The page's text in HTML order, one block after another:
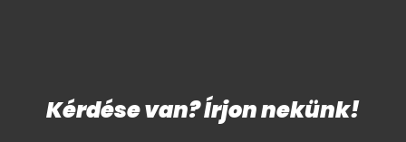
Kérdése van? Írjon nekünk!